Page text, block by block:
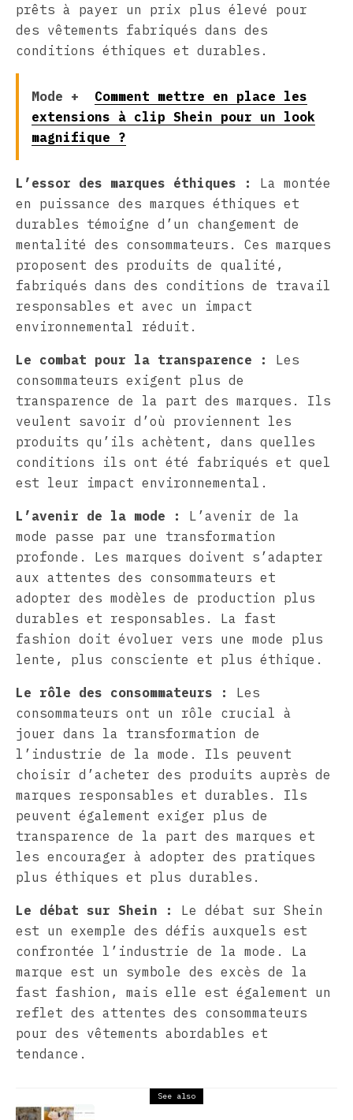
prêts à payer un prix plus élevé pour
des vêtements fabriqués dans des
conditions éthiques et durables.
Mode +
Comment mettre en place les
extensions à clip Shein pour un look
magnifique ?
L’essor des marques éthiques :
La montée
en puissance des marques éthiques et
durables témoigne d’un changement de
mentalité des consommateurs. Ces marques
proposent des produits de qualité,
fabriqués dans des conditions de travail
responsables et avec un impact
environnemental réduit.
Le combat pour la transparence :
Les
consommateurs exigent plus de
transparence de la part des marques. Ils
veulent savoir d’où proviennent les
produits qu’ils achètent, dans quelles
conditions ils ont été fabriqués et quel
est leur impact environnemental.
L’avenir de la mode :
L’avenir de la
mode passe par une transformation
profonde. Les marques doivent s’adapter
aux attentes des consommateurs et
adopter des modèles de production plus
durables et responsables. La fast
fashion doit évoluer vers une mode plus
lente, plus consciente et plus éthique.
Le rôle des consommateurs :
Les
consommateurs ont un rôle crucial à
jouer dans la transformation de
l’industrie de la mode. Ils peuvent
choisir d’acheter des produits auprès de
marques responsables et durables. Ils
peuvent également exiger plus de
transparence de la part des marques et
les encourager à adopter des pratiques
plus éthiques et plus durables.
Le débat sur Shein :
Le débat sur Shein
est un exemple des défis auxquels est
confrontée l’industrie de la mode. La
marque est un symbole des excès de la
fast fashion, mais elle est également un
reflet des attentes des consommateurs
pour des vêtements abordables et
tendance.
See also